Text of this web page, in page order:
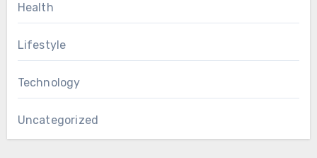
Health
Lifestyle
Technology
Uncategorized